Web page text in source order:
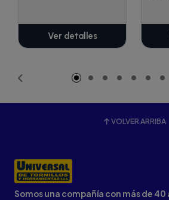
Ver detalles
VOLVER ARRIBA
Somos una compañía con más de